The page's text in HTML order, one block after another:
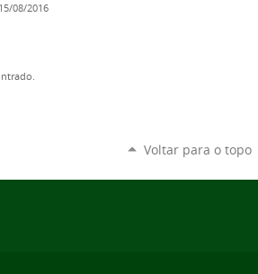
15/08/2016
Voltar para o topo